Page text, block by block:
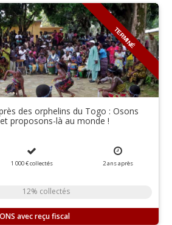
TERMINÉ
des orphelins du Togo : Osons
proposons-là au monde !
1 000 €collectés 2ansaprès
12% collectés